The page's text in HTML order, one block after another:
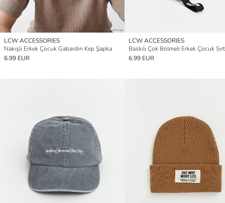
LCW ACCESSORIES
Nakışlı Erkek Çocuk Gabardin Kep Şapka
6.99 EUR
LCW ACCESSORIES
6.99 EUR